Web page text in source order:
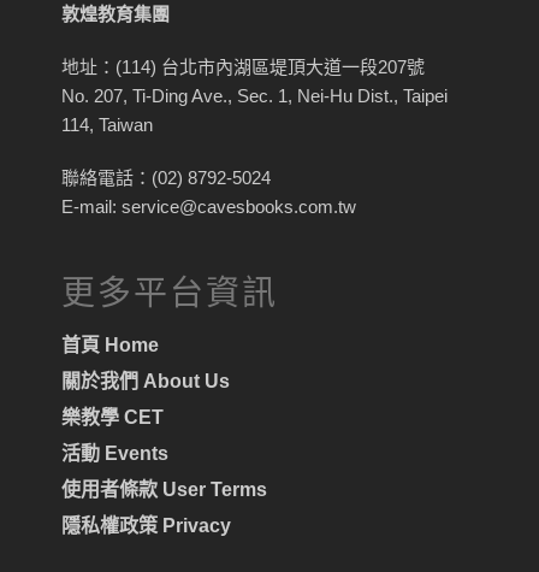
敦煌教育集團
地址：(114) 台北市內湖區堤頂大道一段207號
No. 207, Ti-Ding Ave., Sec. 1, Nei-Hu Dist., Taipei
114, Taiwan
聯絡電話：(02) 8792-5024
E-mail: service@cavesbooks.com.tw
更多平台資訊
首頁 Home
關於我們 About Us
樂教學 CET
活動 Events
使用者條款 User Terms
隱私權政策 Privacy